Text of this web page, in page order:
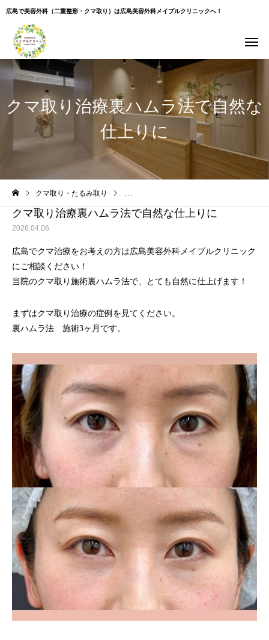
広島で美容外科（二重整形・クマ取り）は広島美容外科メイプルクリニックへ！
クマ取り治療裏ハムラ法で自然な
仕上りに
Warning
: Undefined variable $use_overlay in
content/themes/cure_tcd082/single.phpon line35
クマ取り・たるみ取り クマ取り治療裏ハムラ法で自然な仕上りに
クマ取り治療裏ハムラ法で自然な仕上りに
2026.04.06
広島でクマ治療をお考えの方は広島美容外科メイプルクリニック
にご相談ください！
当院のクマ取り施術裏ハムラ法で、とても自然に仕上げます！
まずはクマ取り治療の症例を見てください。
裏ハムラ法 施術3ヶ月です。